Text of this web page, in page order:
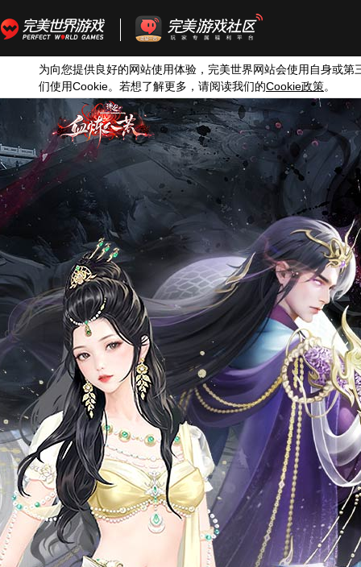
为向您提供良好的网站使用体验，完美世界网站会使用自身或第
们使用Cookie。若想了解更多，请阅读我们的Cookie政策。